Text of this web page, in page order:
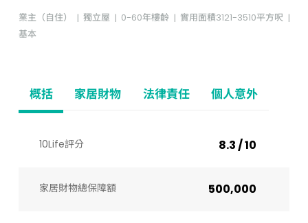
業主（自住） 獨立屋 0-60年樓齡
實用面積3121-3510平方呎
基本
概括 家居財物 法律責任 個人意外
10Life評分 8.3 / 10
家居財物總保障額 500,000